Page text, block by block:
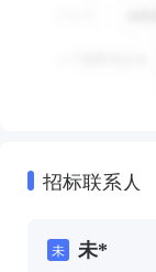
招标联系人
未 未*